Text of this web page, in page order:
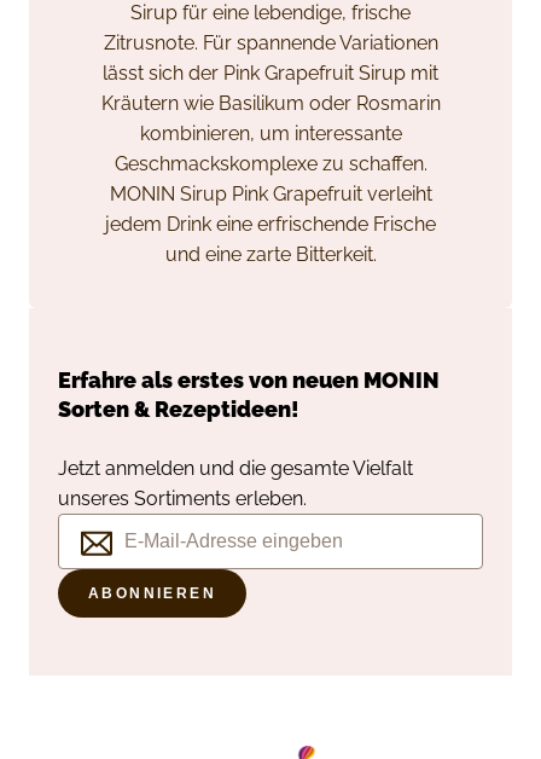
Sirup für eine lebendige, frische
Zitrusnote. Für spannende Variationen
lässt sich der Pink Grapefruit Sirup mit
Kräutern wie Basilikum oder Rosmarin
kombinieren, um interessante
Geschmackskomplexe zu schaffen.
MONIN Sirup Pink Grapefruit verleiht
jedem Drink eine erfrischende Frische
und eine zarte Bitterkeit.
Erfahre als erstes von neuen MONIN
Sorten & Rezeptideen!
Jetzt anmelden und die gesamte Vielfalt
unseres Sortiments erleben.
ABONNIEREN